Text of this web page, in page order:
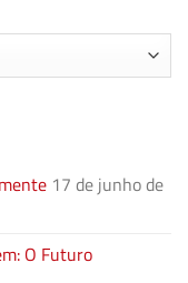
17 de junho de
O Futuro